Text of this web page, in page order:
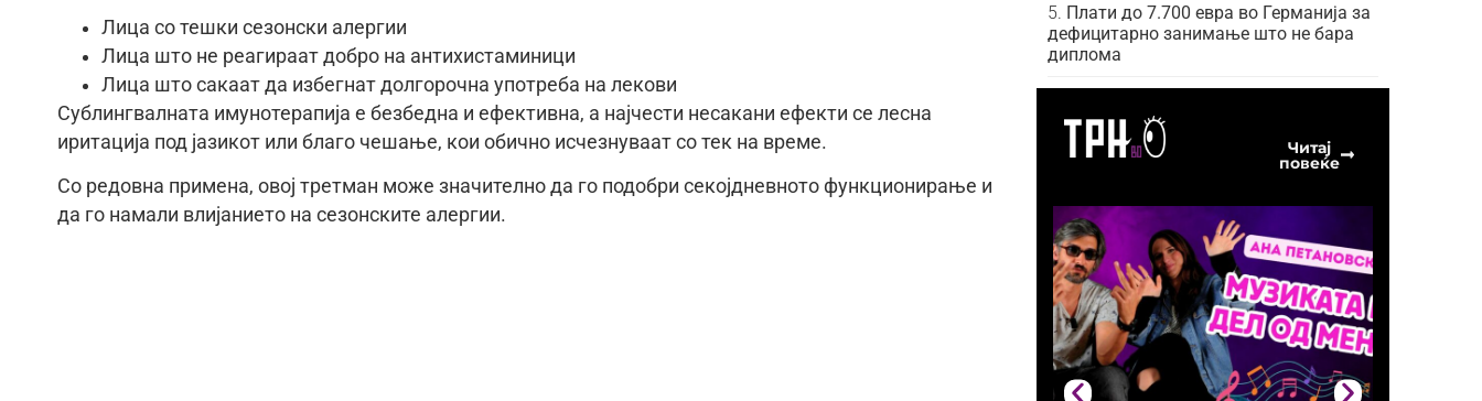
Лица со тешки сезонски алергии
Лица што не реагираат добро на антихистаминици
Лица што сакаат да избегнат долгорочна употреба на лекови
Сублингвалната имунотерапија е безбедна и ефективна, а најчести несакани ефекти се лесна
иритација под јазикот или благо чешање, кои обично исчезнуваат со тек на време.
Со редовна примена, овој третман може значително да го подобри секојдневното функционирање и
да го намали влијанието на сезонските алергии.
Плати до 7.700 евра во Германија за
дефицитарно занимање што не бара
диплома
Читај
повеќе